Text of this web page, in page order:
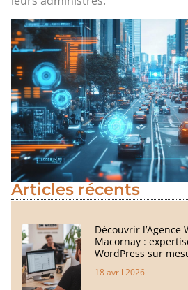
Articles récents
Découvrir l’Agence
Macornay :
WordPress sur
18 avril 2026